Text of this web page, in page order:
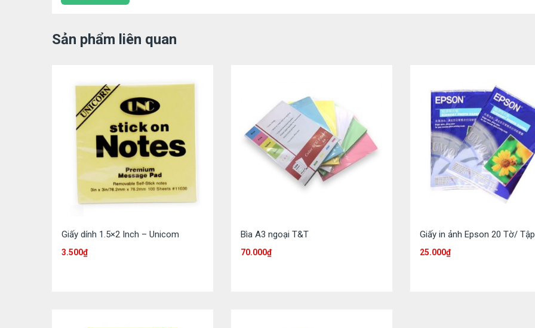
Sản phẩm liên quan
Giấy dính 1.5×2 Inch – Unicom
3.500₫
Bìa A3 ngoại T&T
70.000₫
Giấy in ảnh Epson 20 Tờ/ Tập
25.000₫